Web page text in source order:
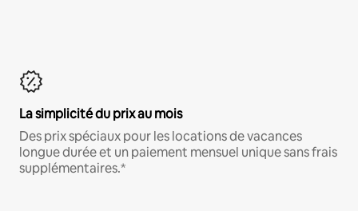
La simplicité du prix au mois
Des prix spéciaux pour les locations de vacances
longue durée et un paiement mensuel unique sans frais
supplémentaires.*